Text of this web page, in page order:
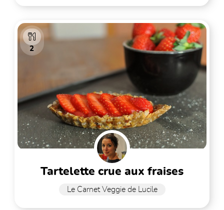
2
tartelette crue aux fraises
Le Carnet Veggie de Lucile